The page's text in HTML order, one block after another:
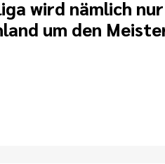
wird nämlich
um den